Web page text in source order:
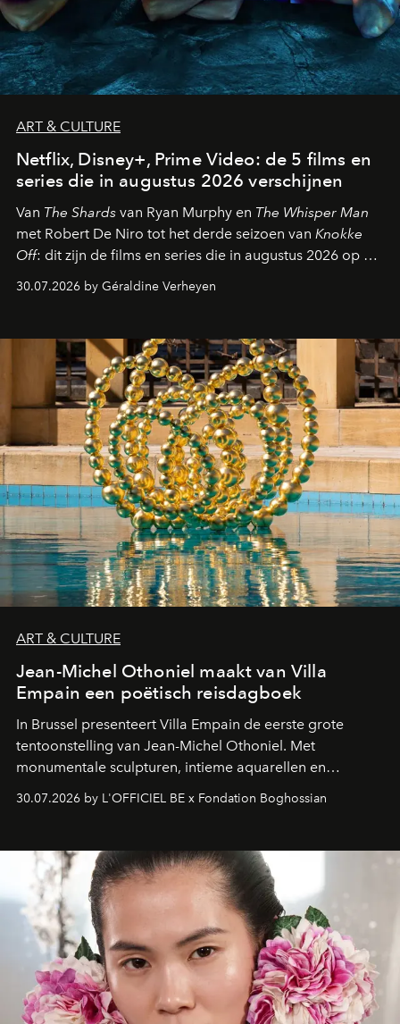
ART & CULTURE
Netflix, Disney+, Prime Video: de 5 films en
series die in augustus 2026 verschijnen
Van The Shards van Ryan Murphy en The Whisper Man
met Robert De Niro tot het derde seizoen van Knokke
Off: dit zijn de films en series die in augustus 2026 op de
30.07.2026 by Géraldine Verheyen
ART & CULTURE
Jean-Michel Othoniel maakt van Villa
Empain een poëtisch reisdagboek
In Brussel presenteert Villa Empain de eerste grote
tentoonstelling van Jean-Michel Othoniel. Met
monumentale sculpturen, intieme aquarellen en
een emotionele reis waarin elk werk de herinnering
moment van verwondering.
30.07.2026 by L'OFFICIEL BE x Fondation Boghossian